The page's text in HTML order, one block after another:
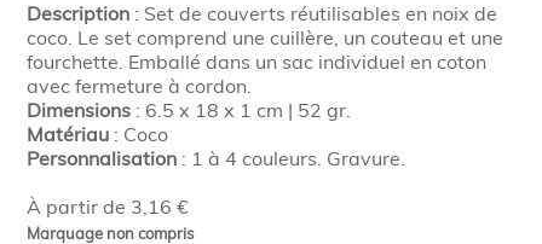
À partir de 3,16 €
Marquage non compris
Description : Set de couverts réutilisables en noix de
coco. Le set comprend une cuillère, un couteau et une
fourchette. Emballé dans un sac individuel en coton
avec fermeture à cordon.
Dimensions : 6.5 x 18 x 1 cm | 52 gr.
Matériau : Coco
Personnalisation : 1 à 4 couleurs. Gravure.